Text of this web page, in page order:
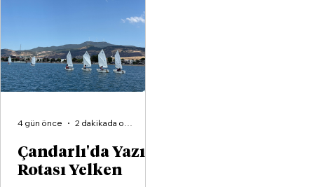
Çandarlı'da Yazın
Rotası Yelken
4 gün önce 2 dakikada okunur